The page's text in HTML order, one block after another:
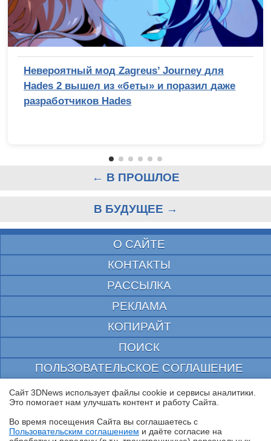
Невероятный мод Zagreus’ Journey для
Hades 2 вышел из «беты» и поразил даже
разработчиков Hades
← В ПРОШЛОЕ
В БУДУЩЕЕ →
О САЙТЕ
КОНТАКТЫ
РАССЫЛКА
РЕКЛАМА
КОПИРАЙТ
ПОИСК
ПОЛЬЗОВАТЕЛЬСКОЕ СОГЛАШЕНИЕ
ЗАЩИЩЕНО CURATOR
© 1997—2026 Электронное периодическое издание "3ДНьюс" | Свидетельство о
выдано Федеральной Службой по надзору за соблюдением законодательства в сфере
массовых коммуникаций и охране культурного наследия
Сайт 3DNews использует файлы cookie и сервисы аналитики.
Это помогает нам улучшать контент и работу Cайта.
Во время посещения Cайта вы соглашаетесь с
Пользовательским соглашением и даёте согласие на